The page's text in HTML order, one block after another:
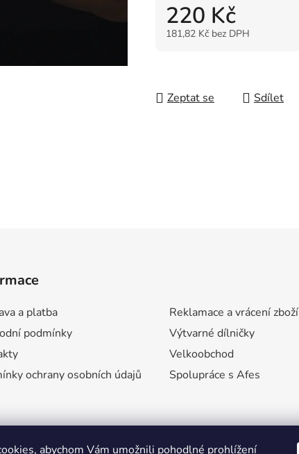
abychom Vám umožnili pohodlné prohlížení
220 Kč
181,82 Kč bez DPH
Zeptat se Sdílet
a platba
podmínky
ochrany osobních údajů
Reklamace a vrácení zboží
Výtvarné dílničky
Velkoobchod
Spolupráce s Afes